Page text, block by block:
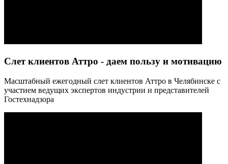
Слет клиентов Аттро - даем пользу и мотивацию
Масштабный ежегодный слет клиентов Аттро в Челябинске с
участием ведущих экспертов индустрии и представителей
Гостехнадзора